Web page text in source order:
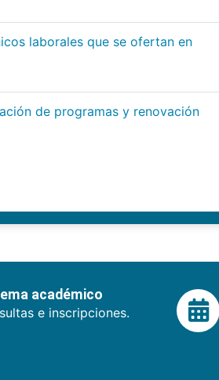
laborales que se ofertan en
de programas y renovación
académico
e inscripciones.